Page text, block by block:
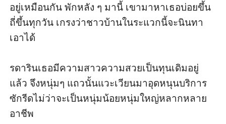
อยู่เหมือนกัน พักหลัง ๆ มานี้ เขามาหาเธอบ่อยขึ้น
ถี่ขึ้นทุกวัน เกรงว่าชาวบ้านในระแวกนี้จะนินทา
เอาได้
รดารินเธอมีความสาวความสวยเป็นทุนเดิมอยู่
แล้ว จึงหนุ่มๆ แถวนั้นแวะเวียนมาอุดหนุนบริการ
ซักรีดไม่ว่าจะเป็นหนุ่มน้อยหนุ่มใหญ่หลากหลาย
อาชีพ